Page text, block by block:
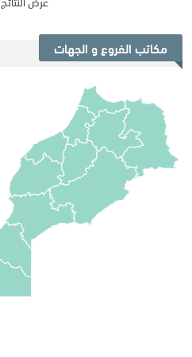
مكاتب الفروع و الجهات